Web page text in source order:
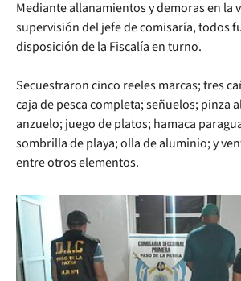
Mediante allanamientos y demoras en la
supervisión del jefe de comisaría, todos
disposición de la Fiscalía en turno.
Secuestraron cinco reeles marcas; tres
caja de pesca completa; señuelos; pinza
anzuelo; juego de platos; hamaca
sombrilla de playa; olla de aluminio; y
entre otros elementos.